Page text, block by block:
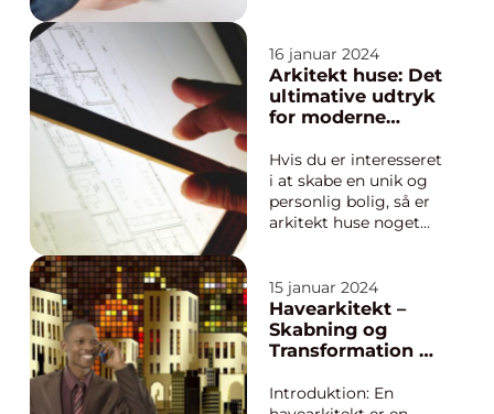
Jobmuligheder og
karriereudvikling Løn
og beskæftigelse i
arkitekt jobbet
og arkitekt job
Introduktion til
arkitekt job Arkitek...
16 januar 2024
Arkitekt huse: Det
ultimative udtryk
for moderne
Hvis du er interesseret
i at skabe en unik og
personlig bolig, så er
arkitekt huse noget
boliger er designet til
at opfylde dine
individuelle behov og
ønsker og er ofte
arkitektur. I denne
15 januar 2024
Havearkitekt –
Skabning og
Transformation af
Introduktion: En